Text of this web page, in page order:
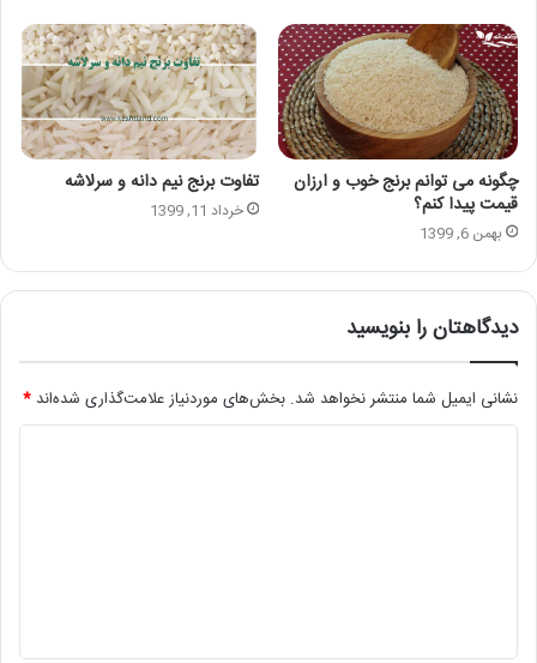
چگونه می توانم برنج خوب و ارزان
قیمت پیدا کنم؟
بهمن 6, 1399
تفاوت برنج نیم دانه و سرلاشه
خرداد 11, 1399
دیدگاهتان را بنویسید
نشانی ایمیل شما منتشر نخواهد شد. بخش‌های موردنیاز علامت‌گذاری شده‌اند *